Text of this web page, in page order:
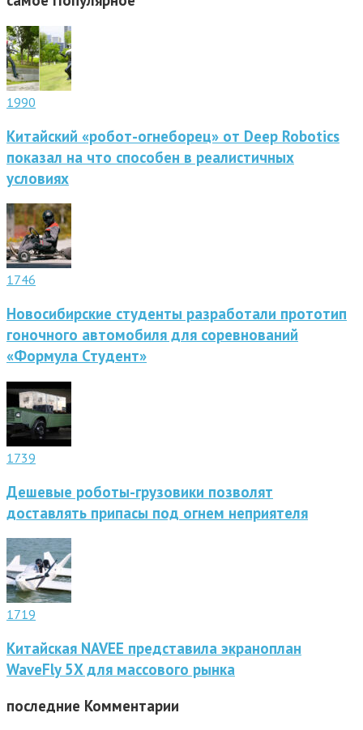
1990
Китайский «робот-огнеборец» от Deep Robotics
показал на что способен в реалистичных
условиях
1746
Новосибирские студенты разработали прототип
гоночного автомобиля для соревнований
«Формула Студент»
1739
Дешевые роботы-грузовики позволят
доставлять припасы под огнем неприятеля
1719
Китайская NAVEE представила экраноплан
WaveFly 5X для массового рынка
последние Комментарии